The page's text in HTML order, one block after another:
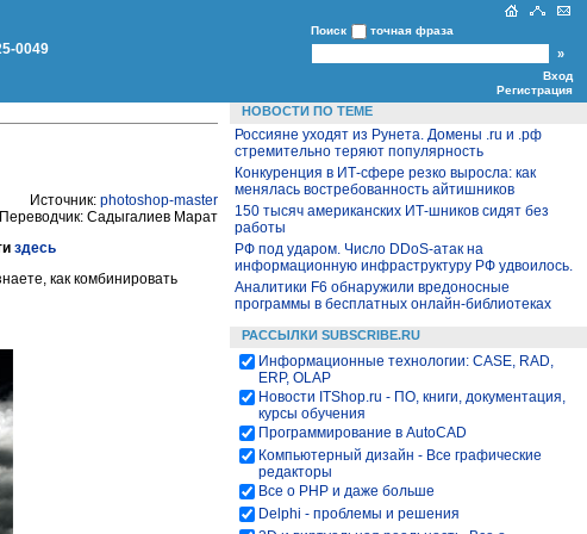
0049
Поиск точная фраза
Вход
Регистрация
Источник: photoshop-master
Садыгалиев Марат
здесь
как комбинировать
НОВОСТИ ПО ТЕМЕ
Россияне уходят из Рунета. Домены .ru и .рф
стремительно теряют популярность
Конкуренция в ИТ-сфере резко выросла: как
менялась востребованность айтишников
150 тысяч американских ИТ-шников сидят без
работы
РФ под ударом. Число DDoS-атак на
информационную инфраструктуру РФ удвоилось.
Аналитики F6 обнаружили вредоносные
программы в бесплатных онлайн-библиотеках
РАССЫЛКИ SUBSCRIBE.RU
Информационные технологии: CASE, RAD,
ERP, OLAP
Новости ITShop.ru - ПО, книги, документация,
курсы обучения
Программирование в AutoCAD
Компьютерный дизайн - Все графические
редакторы
Все о PHP и даже больше
Delphi - проблемы и решения